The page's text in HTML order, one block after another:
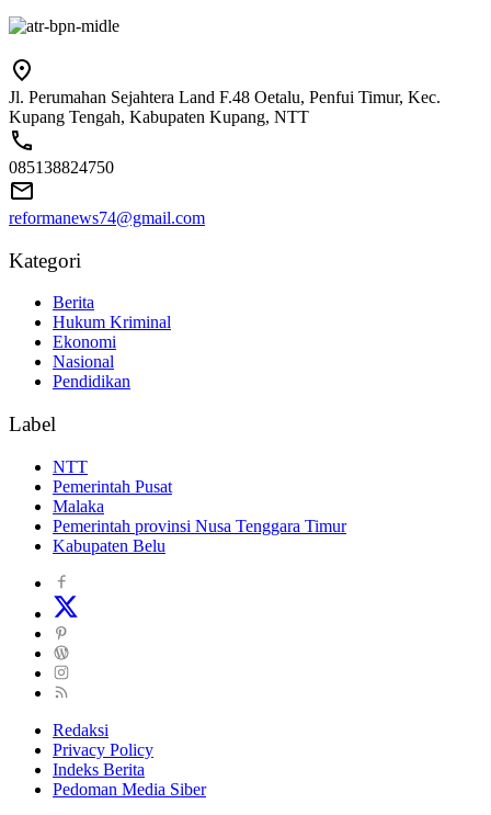
Jl. Perumahan Sejahtera Land F.48 Oetalu, Penfui Timur, Kec.
Kupang Tengah, Kabupaten Kupang, NTT
085138824750
reformanews74@gmail.com
Kategori
Berita
Hukum Kriminal
Ekonomi
Nasional
Pendidikan
Label
NTT
Pemerintah Pusat
Malaka
Pemerintah provinsi Nusa Tenggara Timur
Kabupaten Belu
Redaksi
Privacy Policy
Indeks Berita
Pedoman Media Siber